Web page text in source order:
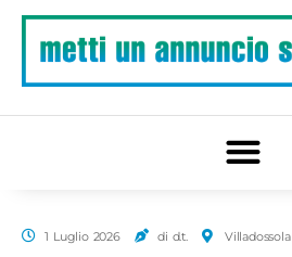
1 Luglio 2026 di d.t. Villadossola